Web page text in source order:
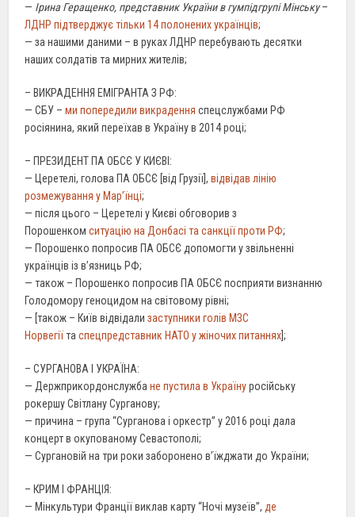
— Ірина Геращенко, представник України в гумпідгрупі Мінську–
ЛДНР підтверджує тільки 14 полонених українців;
— за нашими даними – в руках ЛДНР перебувають десятки
наших солдатів та мирних жителів;
– ВИКРАДЕННЯ ЕМІГРАНТА З РФ:
— СБУ –ми попередили викрадення спецслужбами РФ
росіянина, який переїхав в Україну в 2014 році;
– ПРЕЗИДЕНТ ПА ОБСЄ У КИЄВІ:
— Церетелі, голова ПА ОБСЄ [від Грузії],відвідав лінію
розмежування у Мар’їнці;
— після цього – Церетелі у Києві обговорив з
Порошенкомситуацію на Донбасі та санкції проти РФ;
— Порошенко попросив ПА ОБСЄ допомогти у звільненні
українців із в’язниць РФ;
— також – Порошенко попросив ПА ОБСЄ посприяти визнанню
Голодомору геноцидом на світовому рівні;
— [також – Київ відвідализаступники голів МЗС
Норвегіїтаспецпредставник НАТО у жіночих питаннях];
– СУРГАНОВА І УКРАЇНА:
— Держприкордонслужбане пустила в Українуросійську
рокершу Світлану Сурганову;
— причина – група “Сурганова і оркестр” у 2016 році дала
концерт в окупованому Севастополі;
— Сургановій на три роки заборонено в’їжджати до України;
– КРИМ І ФРАНЦІЯ:
— Мінкультури Франції виклав карту “Ночі музеїв”, де